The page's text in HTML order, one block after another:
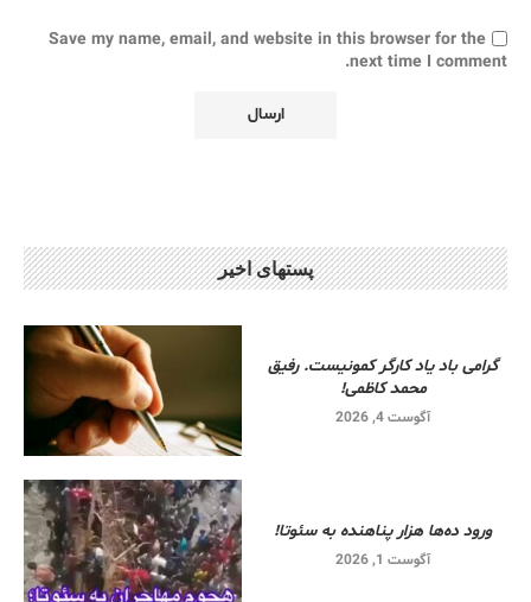
Save my name, email, and website in this browser for the
next time I comment.
پستهای اخیر
گرامی باد یاد کارگر کمونیست. رفیق
محمد کاظمی!
آگوست 4, 2026
ورود ده‌ها هزار پناهنده به سئوتا!
آگوست 1, 2026